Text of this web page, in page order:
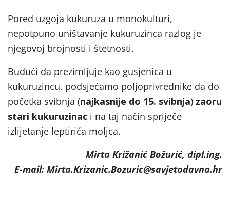
Pored uzgoja kukuruza u monokulturi,
nepotpuno uništavanje kukuruzinca razlog je
njegovoj brojnosti i štetnosti.
Budući da prezimljuje kao gusjenica u
kukuruzincu, podsjećamo poljoprivrednike da do
početka svibnja (najkasnije do 15. svibnja) zaoru
stari kukuruzinac i na taj način spriječe
izlijetanje leptirića moljca.
Mirta Križanić Božurić, dipl.ing.
E-mail: Mirta.Krizanic.Bozuric@savjetodavna.hr